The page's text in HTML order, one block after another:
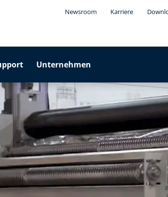
Newsroom Karriere
Unternehmen